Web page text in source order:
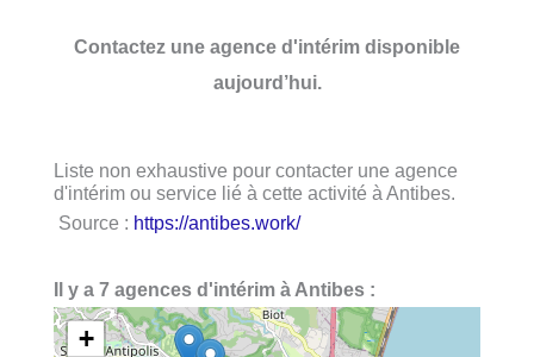
Contactez une agence d'intérim disponible
aujourd’hui.
Liste non exhaustive pour contacter une agence
d'intérim ou service lié à cette activité à Antibes.
Source : https://antibes.work/
Il y a 7 agences d'intérim à Antibes :
+